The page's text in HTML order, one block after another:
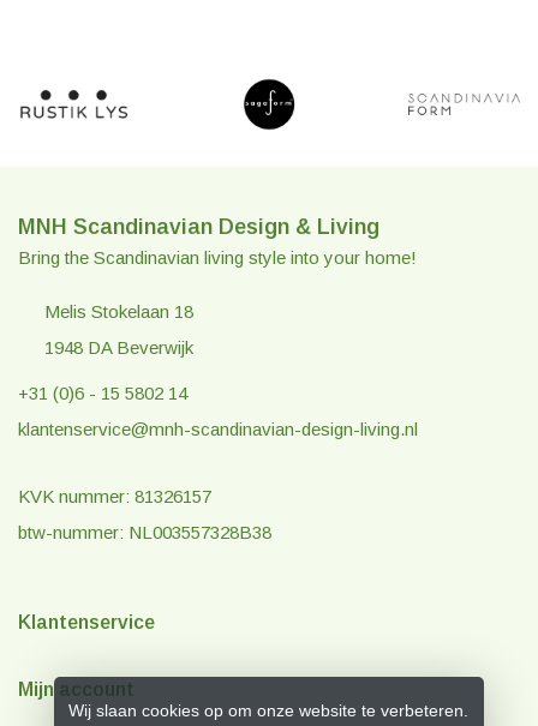
MNH Scandinavian Design & Living
Bring the Scandinavian living style into your home!
Melis Stokelaan 18
1948 DA Beverwijk
+31 (0)6 - 15 5802 14
klantenservice@mnh-scandinavian-design-living.nl
KVK nummer: 81326157
btw-nummer: NL003557328B38
Klantenservice
Mijn account
Wij slaan cookies op om onze website te verbeteren.